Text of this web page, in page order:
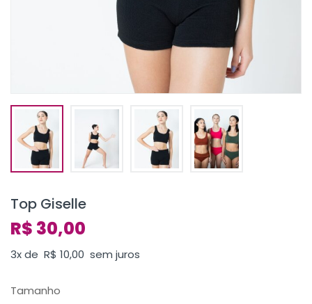
Top Giselle
R$ 30,00
3x de R$ 10,00 sem juros
Tamanho